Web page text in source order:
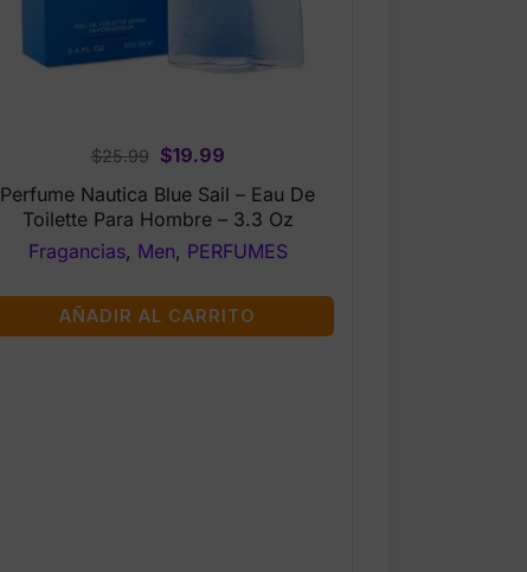
$25.99
Original
price
was:
$25.99.
$19.99Current
price
is:
$19.99.
Perfume Nautica Blue Sail – Eau De
Toilette Para Hombre – 3.3 Oz
Fragancias, Men, PERFUMES
AÑADIR AL CARRITO